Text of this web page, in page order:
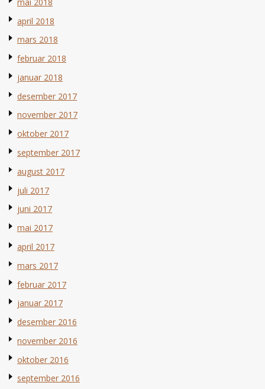
april 2018
mars 2018
februar 2018
januar 2018
desember 2017
november 2017
oktober 2017
september 2017
august 2017
juli 2017
juni 2017
mai 2017
april 2017
mars 2017
februar 2017
januar 2017
desember 2016
november 2016
oktober 2016
september 2016